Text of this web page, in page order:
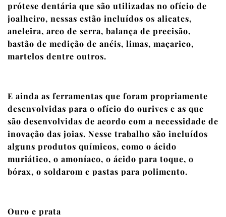
prótese dentária que são utilizadas no ofício de
joalheiro, nessas estão incluídos os alicates,
aneleira, arco de serra, balança de precisão,
bastão de medição de anéis, limas, maçarico,
martelos dentre outros.
E ainda as ferramentas que foram propriamente
desenvolvidas para o ofício do ourives e as que
são desenvolvidas de acordo com a necessidade de
inovação das joias. Nesse trabalho são incluídos
alguns produtos químicos, como o ácido
muriático, o amoníaco, o ácido para toque, o
bórax, o soldarom e pastas para polimento.
Ouro e prata